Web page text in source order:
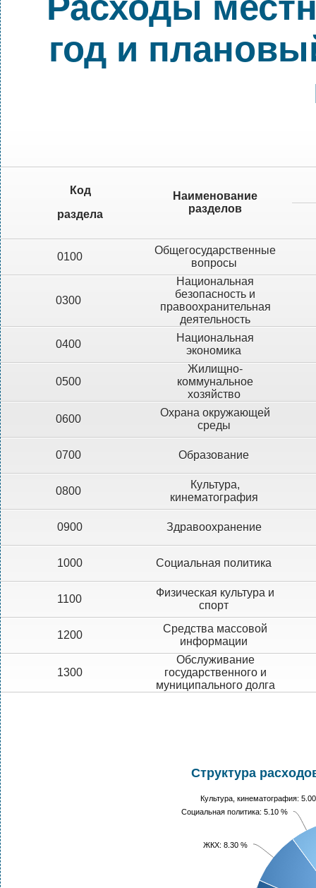
год и
Код
раздела
Наименование
разделов
0100
Общегосударственные
вопросы
0300
Национальная
безопасность и
правоохранительная
деятельность
0400
Национальная
экономика
0500
Жилищно-
коммунальное
хозяйство
0600
Охрана окружающей
среды
0700 Образование
0800
Культура,
кинематография
0900 Здравоохранение
1000 Социальная политика
1100
Физическая культура и
спорт
1200
Средства массовой
информации
1300
Обслуживание
государственного и
муниципального долга
Структура
ЖКХ: 8.30 %
Социальная политика: 5.10 %
Культура, кинематография: